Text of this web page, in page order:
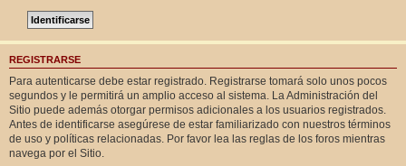
REGISTRARSE
Para autenticarse debe estar registrado. Registrarse tomará solo unos pocos
segundos y le permitirá un amplio acceso al sistema. La Administración del
Sitio puede además otorgar permisos adicionales a los usuarios registrados.
Antes de identificarse asegúrese de estar familiarizado con nuestros términos
de uso y políticas relacionadas. Por favor lea las reglas de los foros mientras
navega por el Sitio.